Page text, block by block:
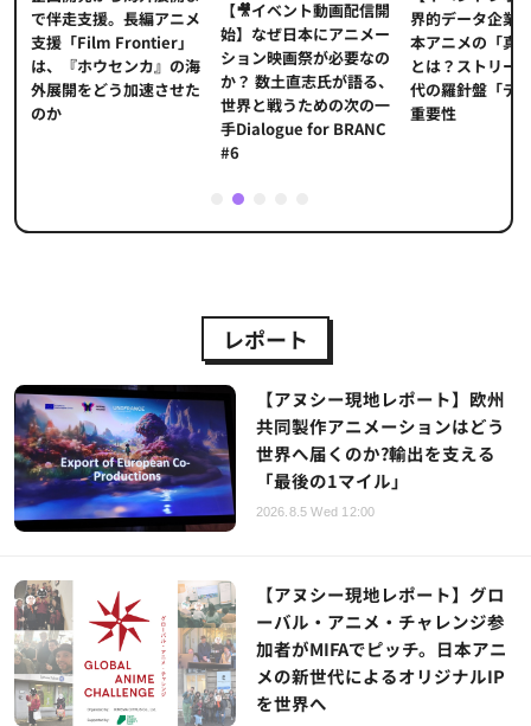
で伴走支援。長編アニメ
支援「Film Frontier」
は、『ホウセンカ』の海
外展開をどう加速させた
のか
【🎥イベント動画配信開
始】なぜ日本にアニメー
ション映画祭が必要なの
か？ 数土直志氏が語る、
世界と戦うための次の一
手Dialogue for BRANC
#6
界的データ企業
本アニメの「真
とは？ストリー
代の羅針盤「デ
重要性
2
レポート
【アヌシー現地レポート】欧州
共同製作アニメーションはどう
世界へ届くのか?輸出を支える
「最後の1マイル」
2026.8.5 Wed 12:00
【アヌシー現地レポート】グロ
ーバル・アニメ・チャレンジ参
加者がMIFAでピッチ。日本アニ
メの新世代によるオリジナルIP
を世界へ